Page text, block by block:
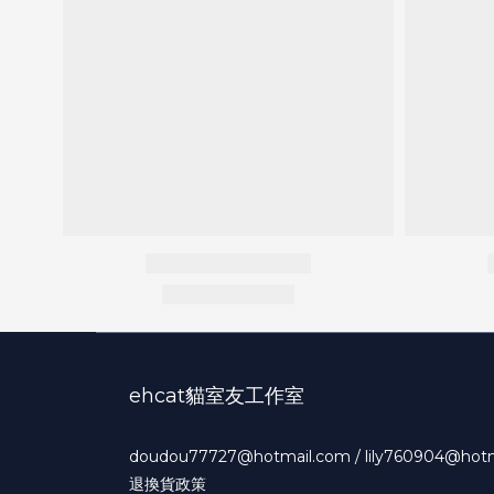
ehcat貓室友工作室
doudou77727@hotmail.com /
退換貨政策